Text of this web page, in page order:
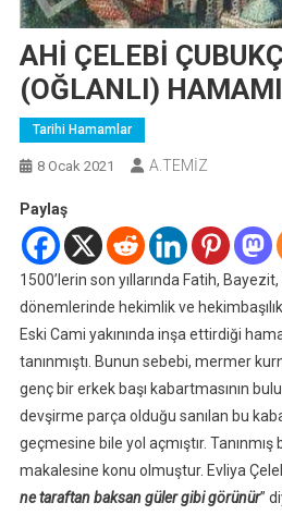
AHİ ÇELEBİ
(OĞLANLI) HAMAMI
Tarihi Hamamlar
8 Ocak 2021 A.TEMİZ
Paylaş
1500’lerin son yıllarında Fatih,
dönemlerinde hekimlik ve
Eski Cami yakınında inşa ettirdiği
tanınmıştı. Bunun sebebi, mermer
genç bir erkek başı kabartmasının
devşirme parça olduğu sanılan bu
geçmesine bile yol açmıştır.
makalesine konu olmuştur. Evliya
ne taraftan baksan güler gibi görünür”